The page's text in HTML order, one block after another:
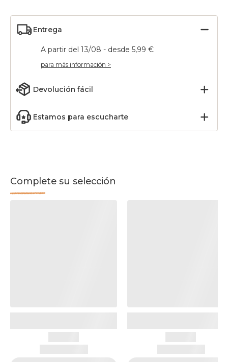
Entrega
A partir del 13/08 - desde 5,99 €
para más información >
Devolución fácil
Estamos para escucharte
Complete su selección